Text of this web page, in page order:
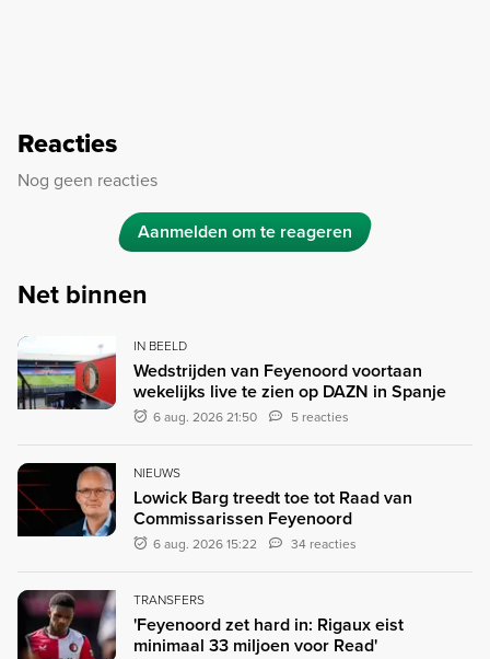
Reacties
Nog geen reacties
Aanmelden om te reageren
Net binnen
IN BEELD
Wedstrijden van Feyenoord voortaan
wekelijks live te zien op DAZN in Spanje
6 aug. 2026 21:50 5 reacties
NIEUWS
Lowick Barg treedt toe tot Raad van
Commissarissen Feyenoord
6 aug. 2026 15:22 34 reacties
TRANSFERS
'Feyenoord zet hard in: Rigaux eist
minimaal 33 miljoen voor Read'